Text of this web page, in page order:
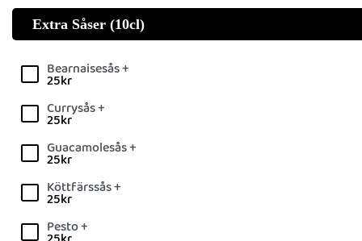
Extra Såser (10cl)
Bearnaisesås +
25kr
Currysås +
25kr
Guacamolesås +
25kr
Köttfärssås +
25kr
Pesto +